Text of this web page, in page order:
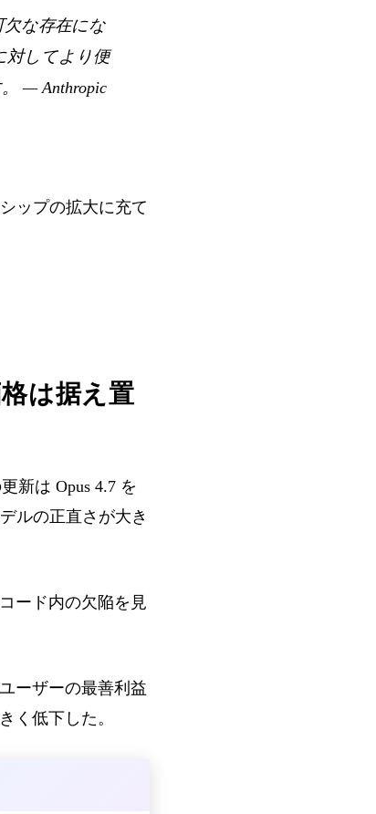
な存在にな
対してより便
— Anthropic
ップの拡大に充て
は据え置
新は Opus 4.7 を
ルの正直さが大き
ード内の欠陥を見
ーザーの最善利益
く低下した。